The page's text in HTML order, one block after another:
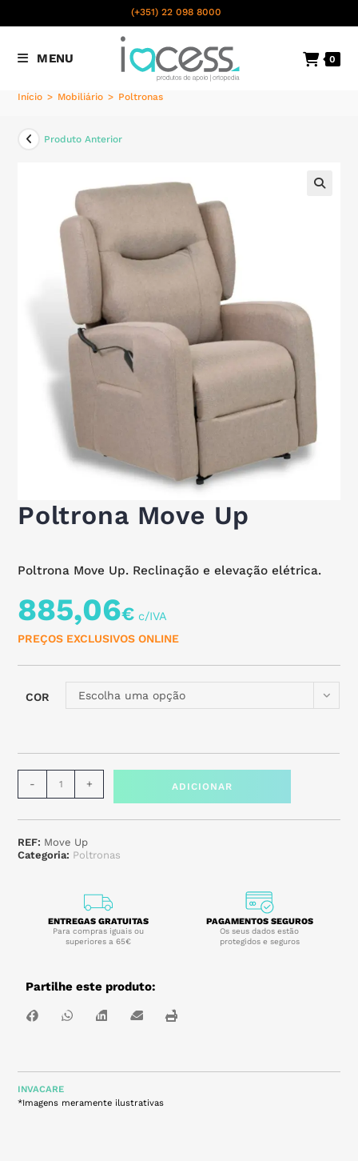
(+351) 22 098 8000
nacional
MENU 0
Início > Mobiliário > Poltronas
Produto Anterior
Poltrona Move Up
Poltrona Move Up. Reclinação e elevação elétrica.
885,06€
PREÇOS EXCLUSIVOS ONLINE
COR Escolha uma opção
- + ADICIONAR
REF: Move Up
Categoria: Poltronas
ENTREGAS GRATUITAS
Para compras iguais ou
superiores a 65€
PAGAMENTOS SEGUROS
Os seus dados estão
protegidos e seguros
Partilhe este produto:
INVACARE
*Imagens meramente ilustrativas